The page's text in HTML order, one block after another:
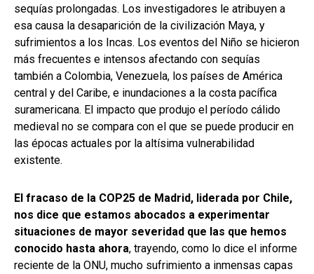
sequías prolongadas. Los investigadores le atribuyen a
esa causa la desaparición de la civilización Maya, y
sufrimientos a los Incas. Los eventos del Niño se hicieron
más frecuentes e intensos afectando con sequías
también a Colombia, Venezuela, los países de América
central y del Caribe, e inundaciones a la costa pacífica
suramericana. El impacto que produjo el período cálido
medieval no se compara con el que se puede producir en
las épocas actuales por la altísima vulnerabilidad
existente.
El fracaso de la COP25 de Madrid, liderada por Chile,
nos dice que estamos abocados a experimentar
situaciones de mayor severidad que las que hemos
conocido hasta ahora, trayendo, como lo dice el informe
reciente de la ONU, mucho sufrimiento a inmensas capas